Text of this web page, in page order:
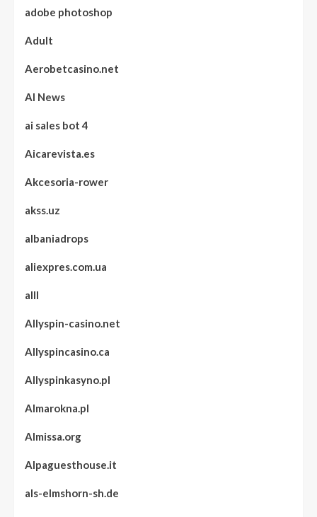
adobe photoshop
Adult
Aerobetcasino.net
AI News
ai sales bot 4
Aicarevista.es
Akcesoria-rower
akss.uz
albaniadrops
aliexpres.com.ua
alll
Allyspin-casino.net
Allyspincasino.ca
Allyspinkasyno.pl
Almarokna.pl
Almissa.org
Alpaguesthouse.it
als-elmshorn-sh.de